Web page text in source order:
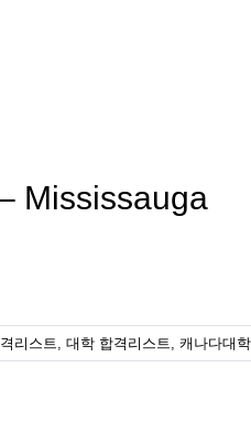
Mississauga
리스트, 대학 합격리스트, 캐나다대